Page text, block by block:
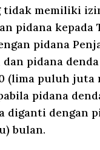
tidak memiliki
pidana kepada
pidana
pidana denda
(lima puluh juta
pidana
diganti dengan
bulan.